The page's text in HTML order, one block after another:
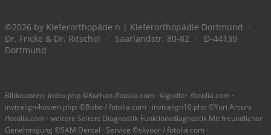
©2026 by Kieferorthopäde n | Kieferorthopädie Dortmund ·
Dr. Fricke & Dr. Ritschel · Saarlandstr. 80-82 · D-44139
Dortmund
Bildautoren: index.php ©Kurhan /fotolia.com · ©godfer /fotolia.com ·
invisalign-kosten.php: ©Bobo / fotolia.com · invisalign10.php ©Yuri Arcurs
/fotolia.com · weitere Seiten: Diagnostik-Funktionsdiagnostik Mit freundlicher
Genehmigung ©SAM Dental · Service ©skvoor / fotolia.com ·